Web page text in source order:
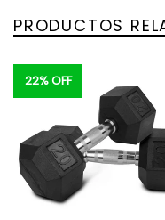
PRODUCTOS
22% OFF